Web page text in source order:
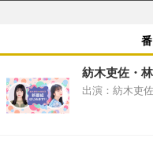
紡木吏佐・
出演：紡木吏